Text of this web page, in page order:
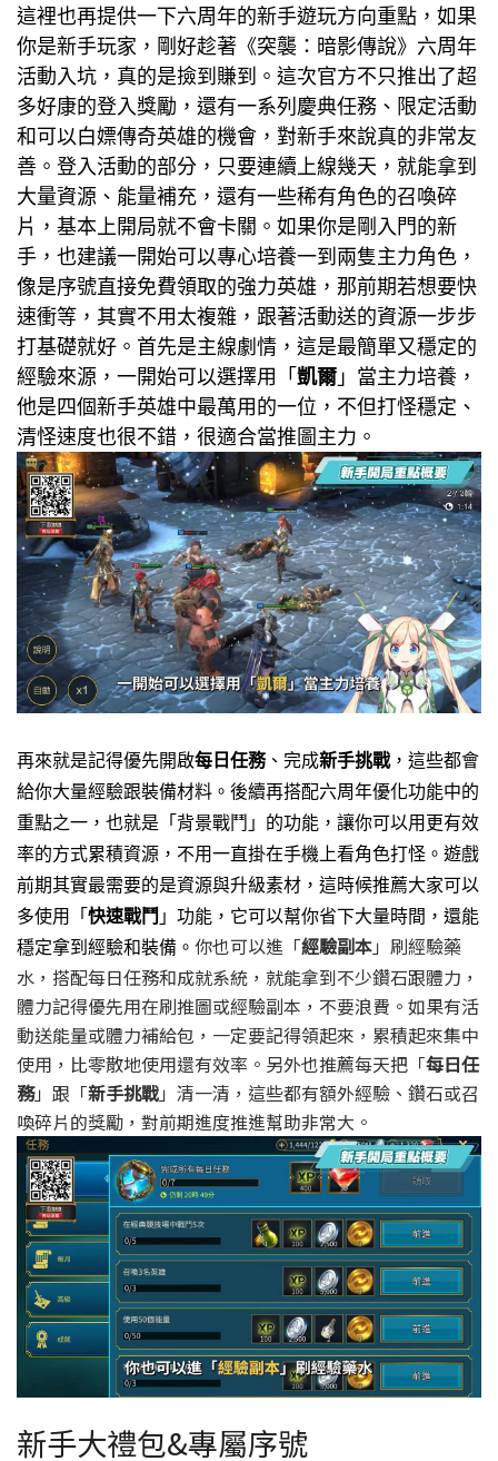
這裡也再提供一下六周年的新手遊玩方向重點，如果
你是新手玩家，剛好趁著《突襲：暗影傳說》六周年
活動入坑，真的是撿到賺到。這次官方不只推出了超
多好康的登入獎勵，還有一系列慶典任務、限定活動
和可以白嫖傳奇英雄的機會，對新手來說真的非常友
善。登入活動的部分，只要連續上線幾天，就能拿到
大量資源、能量補充，還有一些稀有角色的召喚碎
片，基本上開局就不會卡關。 如果你是剛入門的新
手，也建議一開始可以專心培養一到兩隻主力角色，
像是序號直接免費領取的強力英雄，那前期若想要快
速衝等，其實不用太複雜，跟著活動送的資源一步步
打基礎就好。首先是主線劇情，這是最簡單又穩定的
經驗來源，一開始可以選擇用「 凱爾 」當主力培養，
他是四個新手英雄中最萬用的一位，不但打怪穩定、
清怪速度也很不錯，很適合當推圖主力。
再來就是記得優先開啟每日任務、完成新手挑戰，這些都會
給你大量經驗跟裝備材料。後續再搭配六周年優化功能中的
重點之一，也就是「背景戰鬥」的功能，讓你可以用更有效
率的方式累積資源，不用一直掛在手機上看角色打怪。 遊戲
前期其實最需要的是資源與升級素材，這時候推薦大家可以
多使用「 快速戰鬥 」功能，它可以幫你省下大量時間，還能
穩定拿到經驗和裝備。 你也可以進「經驗副本」刷經驗藥
水，搭配每日任務和成就系統，就能拿到不少鑽石跟體力，
體力記得優先用在刷推圖或經驗副本，不要浪費。如果有活
動送能量或體力補給包，一定要記得領起來，累積起來集中
使用，比零散地使用還有效率。另外也推薦每天把「每日任
務」跟「新手挑戰」清一清，這些都有額外經驗、鑽石或召
喚碎片的獎勵，對前期進度推進幫助非常大。
新手大禮包&專屬序號